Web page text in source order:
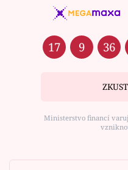
17 9 36
Ministerstvo financí